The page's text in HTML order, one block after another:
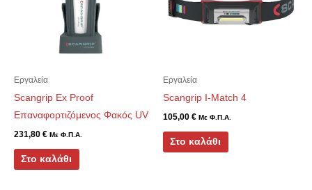
Εργαλεία
Scangrip Ex Proof
Επαναφορτιζόμενος Φακός UV
231,80 € Με Φ.Π.Α.
Στο καλάθι
Εργαλεία
Scangrip I-Match 4
105,00 € Με Φ.Π.Α.
Στο καλάθι